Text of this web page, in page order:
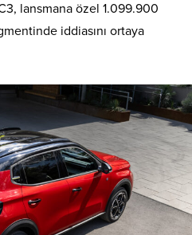
lansmana özel 1.099.900
iddiasını ortaya